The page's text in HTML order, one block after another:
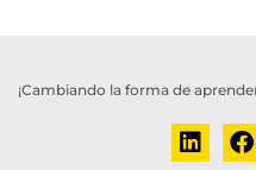
¡Cambiando la forma de